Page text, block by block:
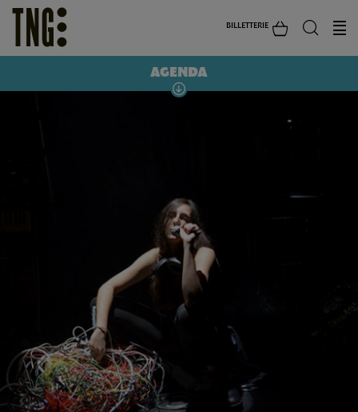
BILLETTERIE
AGENDA